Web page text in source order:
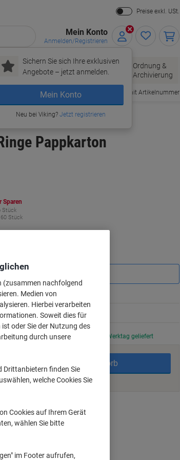
Preise exkl. USt.
Mein Konto
Anmelden/Registrieren
Sichern Sie sich Ihre exklusiven
Angebote – jetzt anmelden.
Mein Konto
Neu bei Viking?Jetzt registrieren
&
Papier, Versand
& Pakete
Bürobedarf
Ordnung &
Archivierung
Bestellen mit Artikelnummer
Pappkarton
Sparen
Stück
Stück
€ 2,89 -3%
€ 2,59 -13%
Vor 15:00 Uhr bestellt, am nächsten Werktag geliefert
In den Warenkorb
bis zu 280 Blatt
(zusammen nachfolgend
Medien von
Hierbei verarbeiten
Soweit dies für
oder Sie der Nutzung des
durch unsere
Drittanbietern finden Sie
welche Cookies Sie
Cookies auf Ihrem Gerät
wählen Sie bitte
im Footer aufrufen,